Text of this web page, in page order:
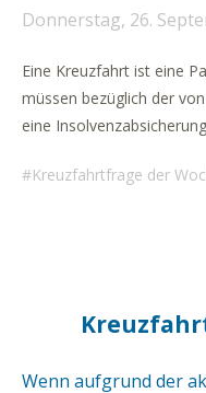
Donnerstag, 26.
Eine Kreuzfahrt ist eine
müssen bezüglich der
eine
Kreuzfahrtfrage der
Wenn aufgrund der